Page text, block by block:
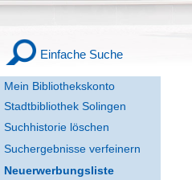
Mein Bibliothekskonto
Stadtbibliothek Solingen
Einfache Suche
Suchhistorie löschen
Suchergebnisse verfeinern
Neuerwerbungsliste